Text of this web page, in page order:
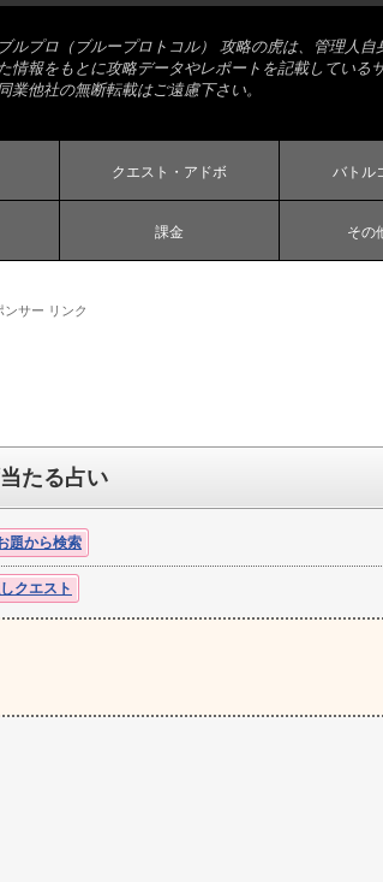
ブルプロ（ブループロトコル） 攻略の虎は、管理人自
た情報をもとに攻略データやレポートを記載している
業他社の無断転載はご遠慮下さい。
クエスト・アドボ バトル
課金 その
ンサー リンク
たる占い
題から検索
クエスト